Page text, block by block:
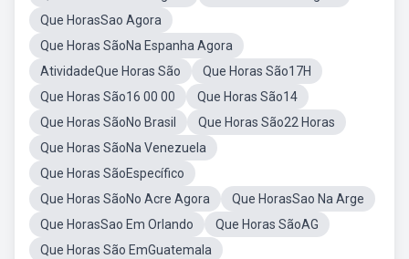
Que HorasSao Agora
Que Horas SãoNa Espanha Agora
AtividadeQue Horas São
Que Horas São17H
Que Horas São16 00 00
Que Horas São14
Que Horas SãoNo Brasil
Que Horas São22 Horas
Que Horas SãoNa Venezuela
Que Horas SãoEspecífico
Que Horas SãoNo Acre Agora
Que HorasSao Na Arge
Que HorasSao Em Orlando
Que Horas SãoAG
Que Horas São EmGuatemala